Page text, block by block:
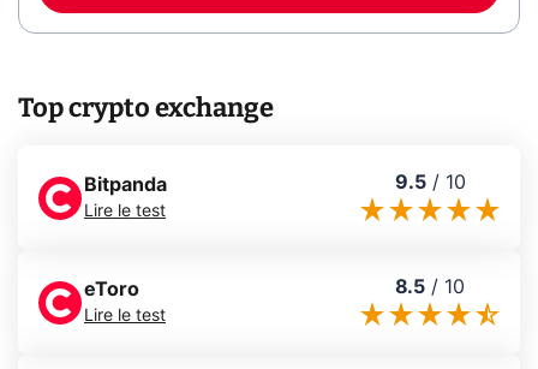
Top crypto exchange
Bitpanda
Lire le test
9.5/ 10
eToro
Lire le test
8.5 / 10